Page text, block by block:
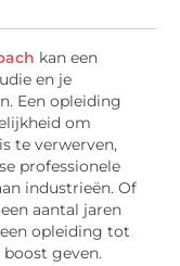
kan een
en je
Een opleiding
om
te verwerven,
professionele
industrieën. Of
aantal jaren
opleiding tot
geven.